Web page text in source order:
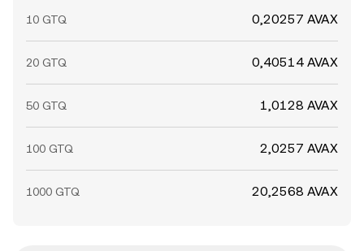
10 GTQ 0,20257 AVAX
20 GTQ 0,40514 AVAX
50 GTQ 1,0128 AVAX
100 GTQ 2,0257 AVAX
1000 GTQ 20,2568 AVAX